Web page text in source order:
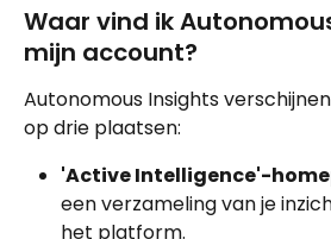
Waar vind ik
mijn account?
Autonomous Insights
op drie plaatsen:
'Active Intelligence'-
een verzameling van je
het platform.